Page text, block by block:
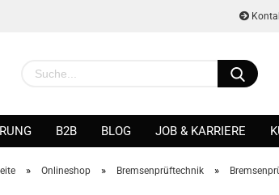
B2B BLOG JOB & KARRIERE
» Onlineshop » Bremsenprüftechnik »